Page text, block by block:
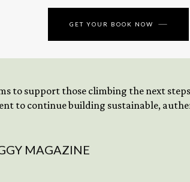
GET YOUR BOOK NOW
to support those climbing the next
to continue building sustainable,
MAGAZINE